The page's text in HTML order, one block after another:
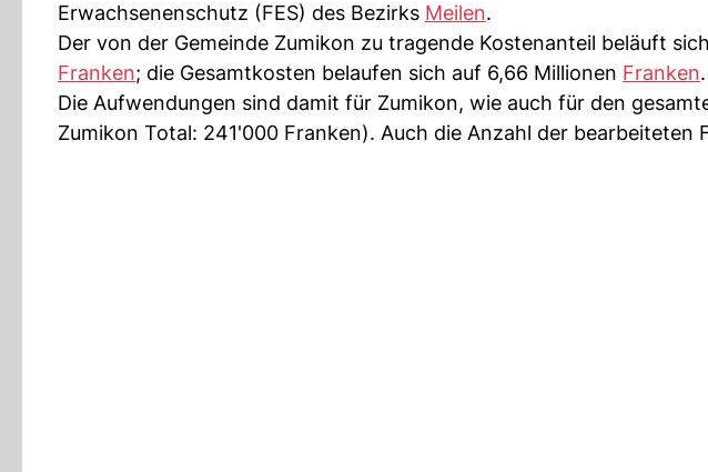
Erwachsenenschutz (FES) des Bezirks Meilen.
Der von der Gemeinde Zumikon zu tragende Kostenanteil beläuft
Franken; die Gesamtkosten belaufen sich auf 6,66 Millionen Franken.
Die Aufwendungen sind damit für Zumikon, wie auch für den
Zumikon Total: 241'000 Franken). Auch die Anzahl der